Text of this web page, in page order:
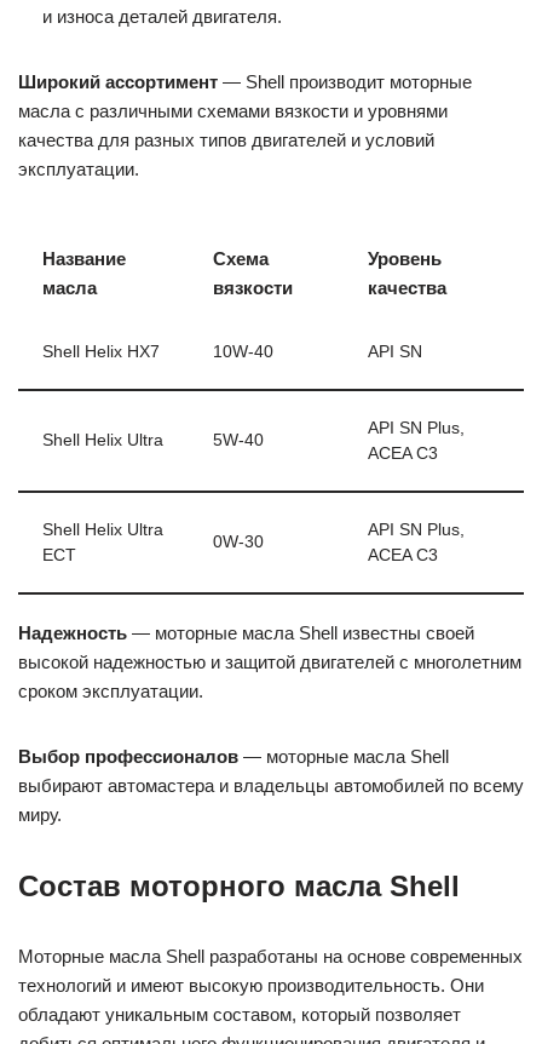
и износа деталей двигателя.
Широкий ассортимент — Shell производит моторные
масла с различными схемами вязкости и уровнями
качества для разных типов двигателей и условий
эксплуатации.
Название
масла
Схема
вязкости
Уровень
качества
Shell Helix HX7 10W-40 API SN
Shell Helix Ultra 5W-40
API SN Plus,
ACEA C3
Shell Helix Ultra
ECT
0W-30
API SN Plus,
ACEA C3
Надежность — моторные масла Shell известны своей
высокой надежностью и защитой двигателей с многолетним
сроком эксплуатации.
Выбор профессионалов — моторные масла Shell
выбирают автомастера и владельцы автомобилей по всему
миру.
Состав моторного масла Shell
Моторные масла Shell разработаны на основе современных
технологий и имеют высокую производительность. Они
обладают уникальным составом, который позволяет